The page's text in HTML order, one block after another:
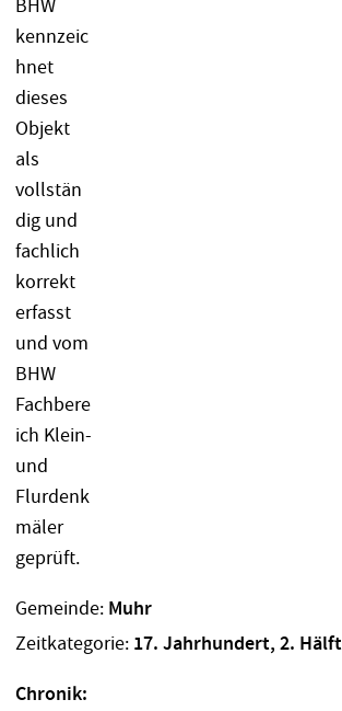
Gemeinde: Muhr
Zeitkategorie: 17. Jahrhundert, 2.
Chronik: